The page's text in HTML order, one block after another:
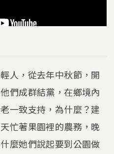
人，從去年中秋節，開
們成群結黨，在鄉境內
一致支持，為什麼？建
忙著果園裡的農務，晚
麼她們說起要到公園做